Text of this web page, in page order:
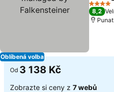
Oblíbená volba
4 Počet
8,2
Punat
Od 3 138 Kč
Zobrazte si ceny z 7 webů